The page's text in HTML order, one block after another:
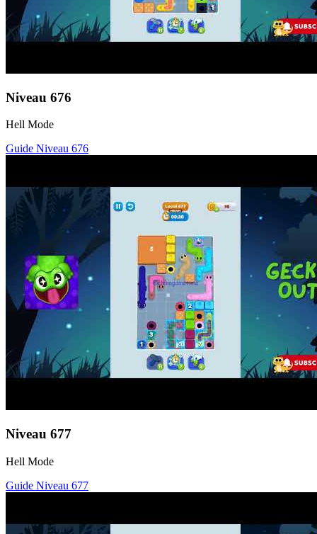
Niveau 676
Hell Mode
Guide Niveau 676
Niveau 677
Hell Mode
Guide Niveau 677